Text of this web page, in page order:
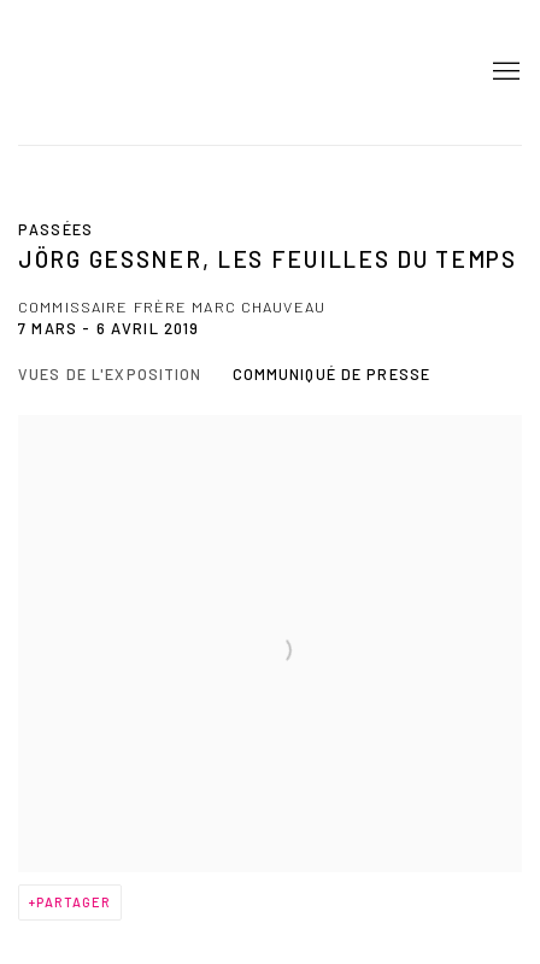
PASSÉES
JÖRG GESSNER, LES FEUILLES DU TEMPS
COMMISSAIRE FRÈRE MARC CHAUVEAU
7 MARS - 6 AVRIL 2019
VUES DE L'EXPOSITION COMMUNIQUÉ DE PRESSE
PARTAGER